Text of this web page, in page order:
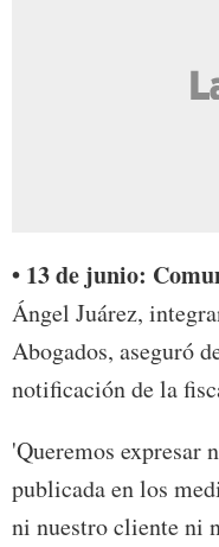
• 13 de junio:
Ángel Juárez,
Abogados, aseguró
notificación de la
'Queremos expresar
publicada en los
ni nuestro cliente ni